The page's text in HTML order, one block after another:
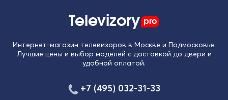
Televizory pro
Интернет-магазин телевизоров в Москве и Подмосковье.
Лучшие цены и выбор моделей с доставкой до двери и
удобной оплатой.
+7 (495) 032-31-33